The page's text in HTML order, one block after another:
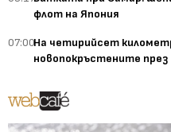
флот на Япония
07:00На четирийсет
новопокръстените през